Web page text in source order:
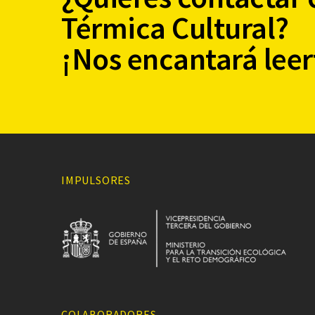
Térmica Cultural?
¡Nos encantará
IMPULSORES